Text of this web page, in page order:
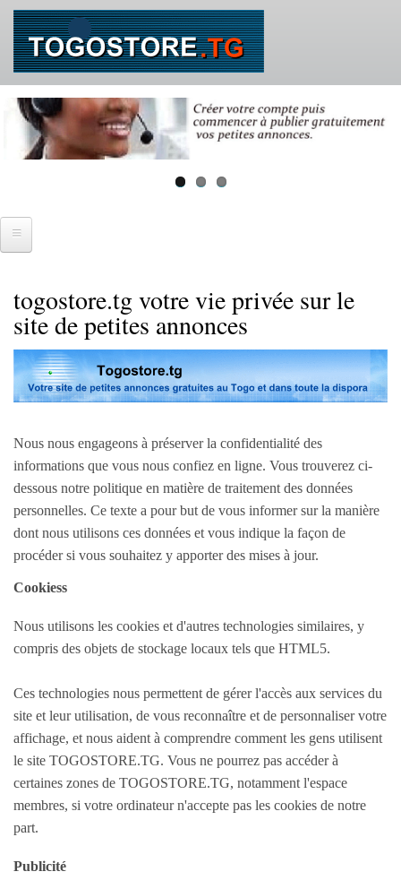
Aller
au
contenu
principal
SE CONNECTER
IMMOBILIER
Ventes immobilières
AUTO/MOTO
Voitures
Motos
Equipement auto
Equipement moto
Produits alimentaires
Produits Culturel Artistique
EMPLOIS
Offres Emploi
Offres de Formation
Offres de stage
togostore.tg votre vie privée sur le
site de petites annonces
Nous nous engageons à préserver la confidentialité des
informations que vous nous confiez en ligne. Vous trouverez ci-
dessous notre politique en matière de traitement des données
personnelles. Ce texte a pour but de vous informer sur la manière
dont nous utilisons ces données et vous indique la façon de
procéder si vous souhaitez y apporter des mises à jour.
Cookiess
Nous utilisons les cookies et d'autres technologies similaires, y
compris des objets de stockage locaux tels que HTML5.
Ces technologies nous permettent de gérer l'accès aux services du
site et leur utilisation, de vous reconnaître et de personnaliser votre
affichage, et nous aident à comprendre comment les gens utilisent
le site TOGOSTORE.TG. Vous ne pourrez pas accéder à
certaines zones de TOGOSTORE.TG, notamment l'espace
membres, si votre ordinateur n'accepte pas les cookies de notre
part.
Publicité